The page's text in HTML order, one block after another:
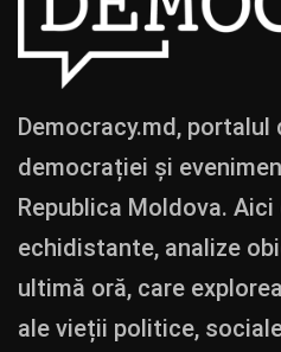
Democracy.md,
democrației și
Republica Moldova.
echidistante, analize
ultimă oră, care
ale vieții politice,